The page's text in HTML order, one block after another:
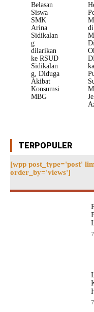
Belasan
Siswa
SMK
Arina
Sidikalan
g
dilarikan
ke RSUD
Sidikalan
g, Diduga
Akibat
Konsumsi
MBG
di
TERPOPULER
[wpp post_type='post'
order_by='views']